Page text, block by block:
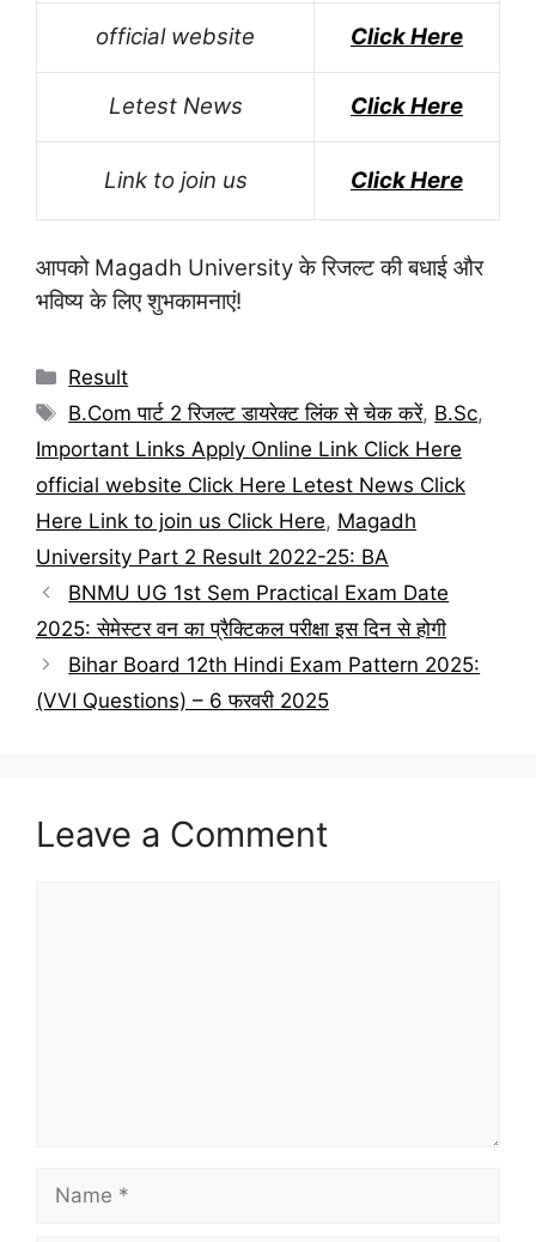
official website Click Here
Letest News Click Here
Link to join us Click Here
आपको Magadh University के रिजल्ट की बधाई और
भविष्य के लिए शुभकामनाएं!
Categories
Result
Tags
B.Com पार्ट 2 रिजल्ट डायरेक्ट लिंक से चेक करें, B.Sc,
Important Links Apply Online Link Click Here
official website Click Here Letest News Click
Here Link to join us Click Here, Magadh
University Part 2 Result 2022-25: BA
BNMU UG 1st Sem Practical Exam Date
2025: सेमेस्टर वन का प्रैक्टिकल परीक्षा इस दिन से होगी
Bihar Board 12th Hindi Exam Pattern 2025:
(VVI Questions) – 6 फरवरी 2025
Leave a Comment